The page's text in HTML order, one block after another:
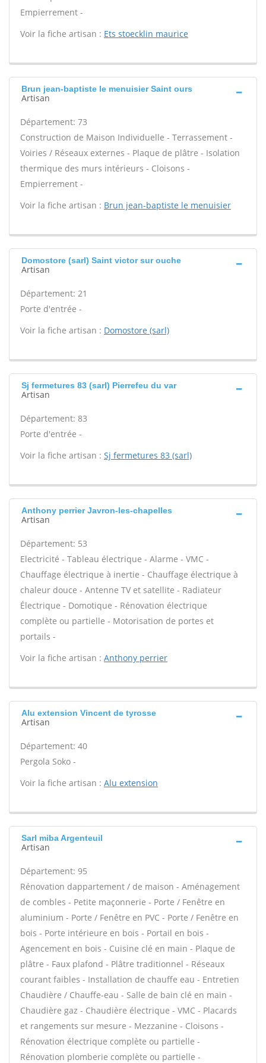
Empierrement -
Voir la fiche artisan : Ets stoecklin maurice
Brun jean-baptiste le menuisier Saint ours
Artisan
Département: 73
Construction de Maison Individuelle - Terrassement -
Voiries / Réseaux externes - Plaque de plâtre - Isolation
thermique des murs intérieurs - Cloisons -
Empierrement -
Voir la fiche artisan : Brun jean-baptiste le menuisier
Domostore (sarl) Saint victor sur ouche
Artisan
Département: 21
Porte d'entrée -
Voir la fiche artisan : Domostore (sarl)
Sj fermetures 83 (sarl) Pierrefeu du var
Artisan
Département: 83
Porte d'entrée -
Voir la fiche artisan : Sj fermetures 83 (sarl)
Anthony perrier Javron-les-chapelles
Artisan
Département: 53
Electricité - Tableau électrique - Alarme - VMC -
Chauffage électrique à inertie - Chauffage électrique à
chaleur douce - Antenne TV et satellite - Radiateur
Électrique - Domotique - Rénovation électrique
complète ou partielle - Motorisation de portes et
portails -
Voir la fiche artisan : Anthony perrier
Alu extension Vincent de tyrosse
Artisan
Département: 40
Pergola Soko -
Voir la fiche artisan : Alu extension
Sarl miba Argenteuil
Artisan
Département: 95
Rénovation dappartement / de maison - Aménagement
de combles - Petite maçonnerie - Porte / Fenêtre en
aluminium - Porte / Fenêtre en PVC - Porte / Fenêtre en
bois - Porte intérieure en bois - Portail en bois -
Agencement en bois - Cuisine clé en main - Plaque de
plâtre - Faux plafond - Plâtre traditionnel - Réseaux
courant faibles - Installation de chauffe eau - Entretien
Chaudière / Chauffe-eau - Salle de bain clé en main -
Chaudière gaz - Chaudière électrique - VMC - Placards
et rangements sur mesure - Mezzanine - Cloisons -
Rénovation électrique complète ou partielle -
Rénovation plomberie complète ou partielle -